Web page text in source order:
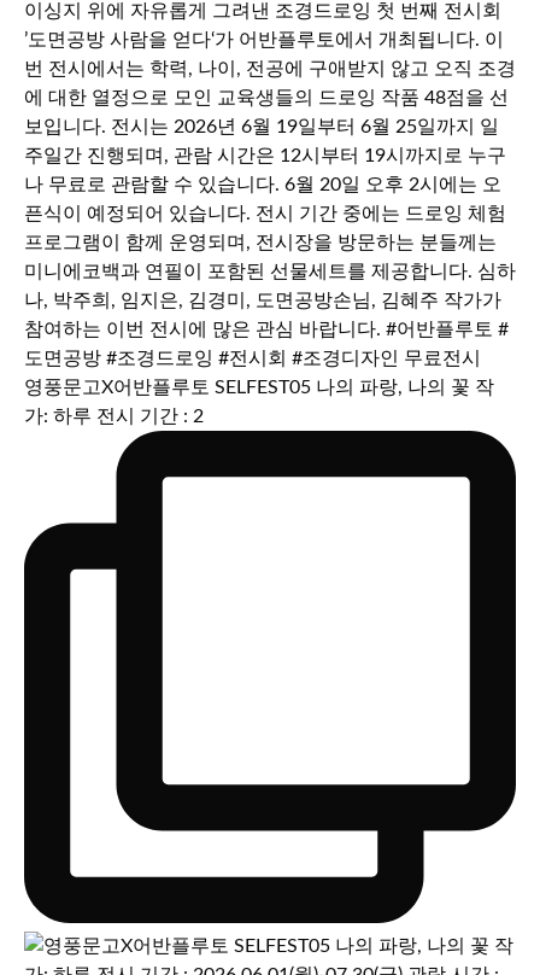
영풍문고X어반플루토 SELFEST05 나의 파랑, 나의 꽃 작
가: 하루 전시 기간 : 2